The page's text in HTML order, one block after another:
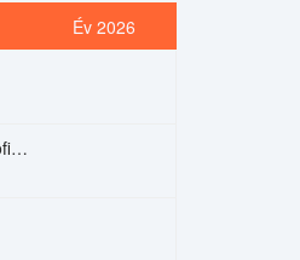
Év 2026
Le-Professionnel (Der Profi) – Chi Mai